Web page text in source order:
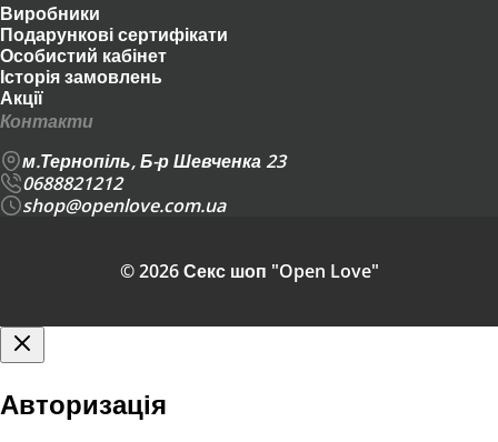
Виробники
Подарункові сертифікати
Особистий кабінет
Історія замовлень
Акції
Контакти
м.Тернопіль, Б-р Шевченка 23
0688821212
shop@openlove.com.ua
© 2026 Секс шоп "Open Love"
Авторизація